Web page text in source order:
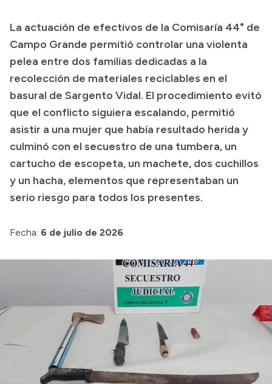
Boletín Oficial
Compras y licitaciones
Consulta de expedientes
Consulta de pago a proveedores
Convocatorias
Intranet
La actuación de efectivos de la Comisaría 44° de
Campo Grande permitió controlar una violenta
pelea entre dos familias dedicadas a la
recolección de materiales reciclables en el
basural de Sargento Vidal. El procedimiento evitó
que el conflicto siguiera escalando, permitió
asistir a una mujer que había resultado herida y
culminó con el secuestro de una tumbera, un
cartucho de escopeta, un machete, dos cuchillos
y un hacha, elementos que representaban un
serio riesgo para todos los presentes.
Fecha: 6 de julio de 2026